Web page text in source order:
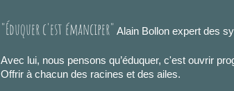
"Éduquer c'est émanciper" Alain Bollon expert des
Avec lui, nous pensons qu’éduquer, c'est ouvrir
Offrir à chacun des racines et des ailes.